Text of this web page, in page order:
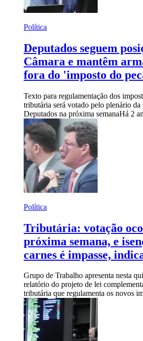
Política
Deputados seguem
Câmara e mantêm
fora do 'imposto do
Texto para regulamentação dos
tributária será votado pelo plenário da
Deputados na próxima semanaHá 2
Política
Tributária: votação
próxima semana, e
carnes é impasse,
Grupo de Trabalho apresenta nesta
relatório do projeto de lei
tributária que regulamenta os novos